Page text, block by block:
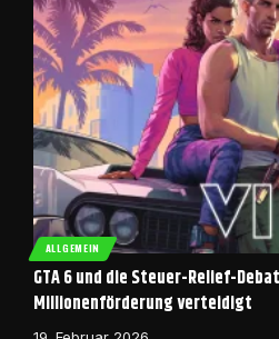
ALLGEMEIN
GTA 6 und die Steuer-Relief-
Millionenförderung verteidigt